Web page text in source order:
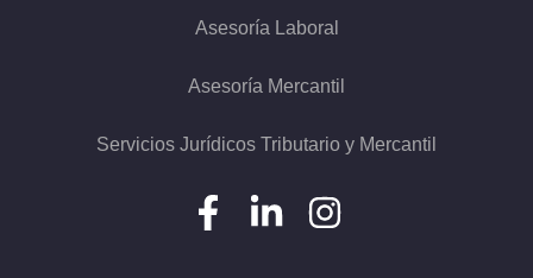
Asesoría Laboral
Asesoría Mercantil
Servicios Jurídicos Tributario y Mercantil